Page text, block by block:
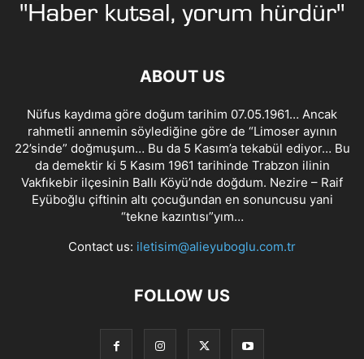
ABOUT US
Nüfus kaydıma göre doğum tarihim 07.05.1961… Ancak
rahmetli annemin söylediğine göre de “Limoser ayının
22’sinde” doğmuşum… Bu da 5 Kasım’a tekabül ediyor… Bu
da demektir ki 5 Kasım 1961 tarihinde Trabzon ilinin
Vakfıkebir ilçesinin Ballı Köyü’nde doğdum. Nezire – Raif
Eyüboğlu çiftinin altı çocuğundan en sonuncusu yani
“tekne kazıntısı”yım…
Contact us: iletisim@alieyuboglu.com.tr
FOLLOW US